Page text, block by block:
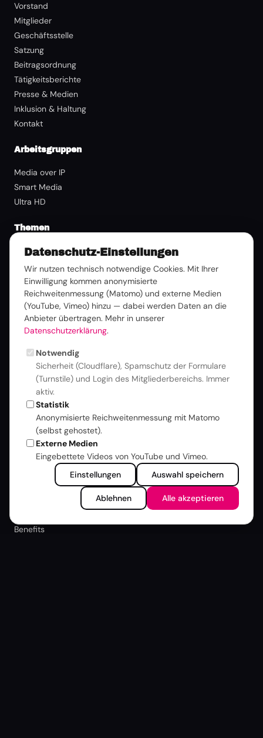
Vorstand
Mitglieder
Geschäftsstelle
Satzung
Beitragsordnung
Tätigkeitsberichte
Presse & Medien
Inklusion & Haltung
Kontakt
Arbeitsgruppen
Media over IP
Smart Media
Ultra HD
Themen
Broschüren & White Paper
Guidelines & Spezifikationen
Branchenkompass & Studien
Pressemitteilungen
Medienkontakt
Events
ANGA COM 2026
MIP#7
Mitgliederversammlung
Summer Lounge
Benefits
Datenschutz-Einstellungen
Wir nutzen technisch notwendige Cookies. Mit Ihrer
Einwilligung kommen anonymisierte
Reichweitenmessung (Matomo) und externe Medien
(YouTube, Vimeo) hinzu — dabei werden Daten an die
Anbieter übertragen. Mehr in unserer
Datenschutzerklärung.
Notwendig
Sicherheit (Cloudflare), Spamschutz der Formulare
(Turnstile) und Login des Mitgliederbereichs. Immer
aktiv.
Statistik
Anonymisierte Reichweitenmessung mit Matomo
(selbst gehostet).
Externe Medien
Eingebettete Videos von YouTube und Vimeo.
Einstellungen
Auswahl speichern
Ablehnen Alle akzeptieren